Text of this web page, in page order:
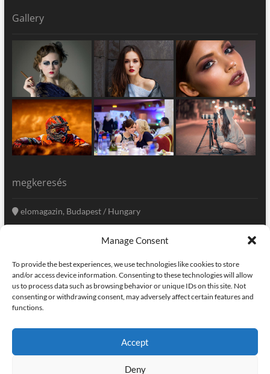
Manage Consent
To provide the best experiences, we use technologies like cookies to store
and/or access device information. Consenting to these technologies will allow
us to process data such as browsing behavior or unique IDs on this site. Not
consenting or withdrawing consent, may adversely affect certain features and
functions.
Accept
Deny
Gallery
megkeresés
elomagazin, Budapest / Hungary
szerkesztoseg@elomagazin.com
elomagazin
home adatvédelem impresszum kapcsolat